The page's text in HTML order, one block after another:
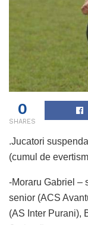
0
SHARES
.Jucatori
(cumul de
-Moraru Gabriel –
senior (ACS
(AS Inter Purani),